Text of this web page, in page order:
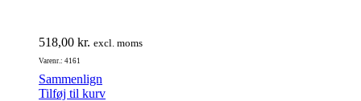
518,00 kr. excl. moms
Varenr.: 4161
Sammenlign
Tilføj til kurv